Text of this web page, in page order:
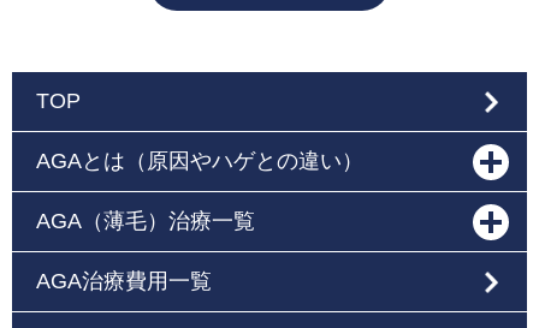
TOP
AGAとは（原因やハゲとの違い）
AGA（薄毛）治療一覧
AGA治療費用一覧